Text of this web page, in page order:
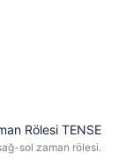
Rölesi TENSE
sol zaman rölesi.